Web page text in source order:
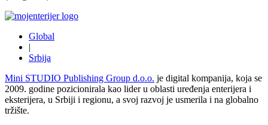
Global
|
Srbija
Mini STUDIO Publishing Group d.o.o. je digital kompanija, koja se
2009. godine pozicionirala kao lider u oblasti uređenja enterijera i
eksterijera, u Srbiji i regionu, a svoj razvoj je usmerila i na globalno
tržište.